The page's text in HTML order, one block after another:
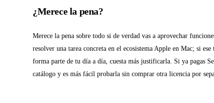
¿Merece la pena?
Merece la pena sobre todo si de verdad vas a aprovechar
resolver una tarea concreta en el ecosistema Apple en Mac; si
forma parte de tu día a día, cuesta más justificarla. Si ya pagas
catálogo y es más fácil probarla sin comprar otra licencia por